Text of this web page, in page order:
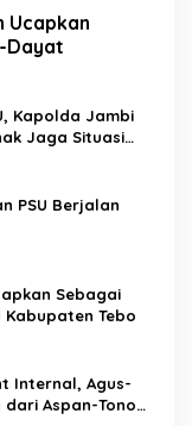
Ucapkan
Dayat
Kapolda Jambi
Jaga Situasi
PSU Berjalan
Sebagai
Kabupaten Tebo
Internal, Agus-
dari Aspan-Tono